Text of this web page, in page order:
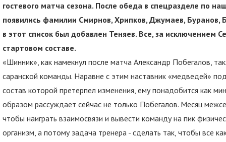
гостевого матча сезона. После обеда в спецразделе по
появились фамилии Смирнов, Хрипков, Джумаев, Буранов,
в этот список был добавлен Теняев. Все, за исключением
стартовом составе.
«Шинник», как намекнул после матча Александр Побегалов,
саранской команды. Наравне с этим наставник «медведей»
состав которой претерпел изменения, ему понадобится как
образом рассуждает сейчас не только Побегалов. Месяц
чтобы наиграть взаимосвязи и вывести команду на пик
организм, а потому задача тренера - сделать так, чтобы все